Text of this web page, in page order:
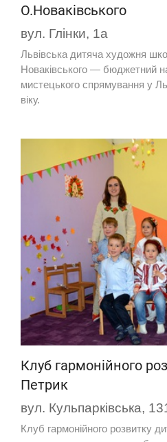
О.Новаківського
вул. Глінки, 1а
Львівська дитяча художня
Новаківського — бюджетний
мистецького спрямування у
віку.
Клуб гармонійного
Петрик
вул. Кульпарківська,
Клуб гармонійного розвитку